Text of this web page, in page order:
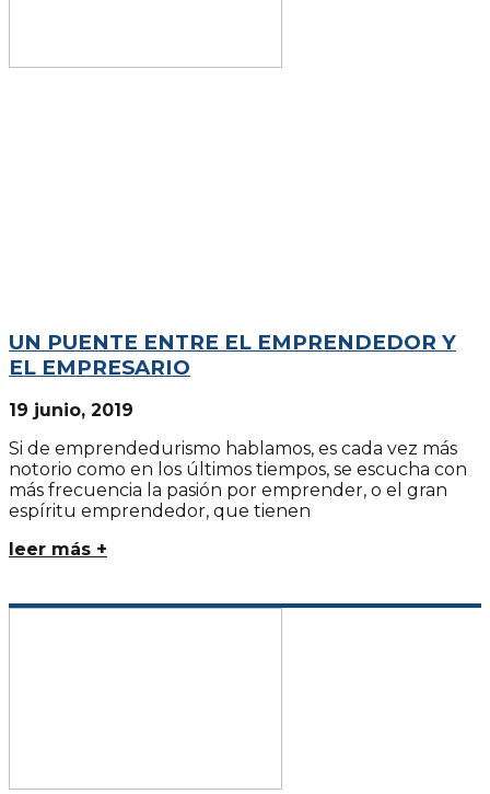
UN PUENTE ENTRE EL EMPRENDEDOR Y
EL EMPRESARIO
19 junio, 2019
Si de emprendedurismo hablamos, es cada vez más
notorio como en los últimos tiempos, se escucha con
más frecuencia la pasión por emprender, o el gran
espíritu emprendedor, que tienen
leer más +